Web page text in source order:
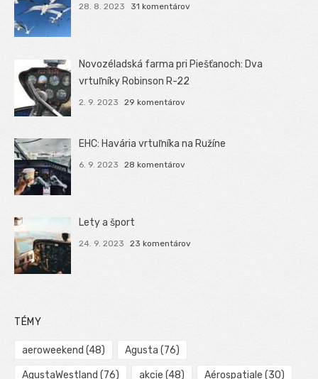
28. 8. 2023 31 komentárov
Novozéladská farma pri Piešťanoch: Dva
vrtuľníky Robinson R-22
2. 9. 2023 29 komentárov
EHC: Havária vrtuľníka na Ružíne
6. 9. 2023 28 komentárov
Lety a šport
24. 9. 2023 23 komentárov
TÉMY
aeroweekend (48) Agusta (76)
AgustaWestland (76) akcie (48) Aérospatiale (30)